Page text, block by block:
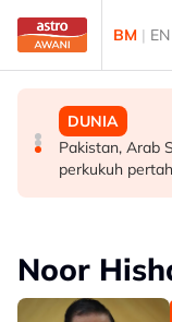
Skip to main content
BM | EN
DUNIA
Tamparan buat
pembinaan
MALAYSIA
Ketua
kerajaan pada
DUNIA
Pakistan, Arab
perkukuh
Noor